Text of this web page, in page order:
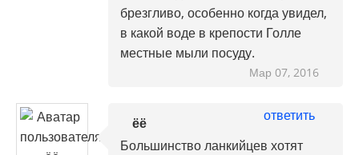
брезгливо, особенно когда увидел,
в какой воде в крепости Голле
местные мыли посуду.
Мар 07, 2016
ёё
ответить
Большинство ланкийцев хотят